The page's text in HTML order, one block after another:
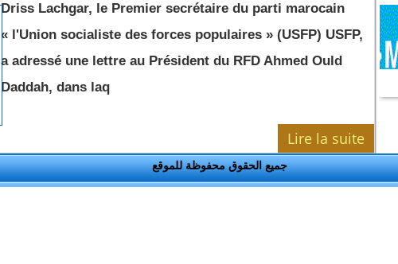
Driss Lachgar, le Premier secrétaire du parti marocain
« l'Union socialiste des forces populaires » (USFP) USFP,
a adressé une lettre au Président du RFD Ahmed Ould
Daddah, dans laq
Lire la suite
جميع الحقوق محفوظة للموقع